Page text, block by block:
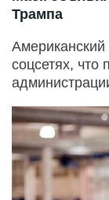
Трампа
соцсетях, что